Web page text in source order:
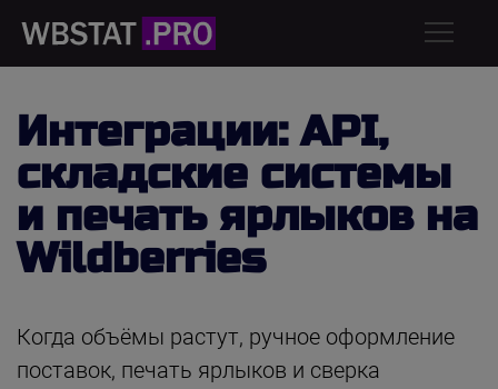
Интеграции: API,
складские системы
и печать ярлыков на
Wildberries
Когда объёмы растут, ручное оформление
поставок, печать ярлыков и сверка